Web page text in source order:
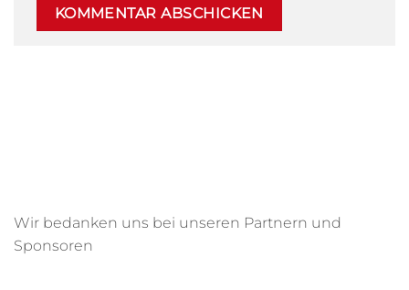
Wir bedanken uns bei unseren Partnern und
Sponsoren